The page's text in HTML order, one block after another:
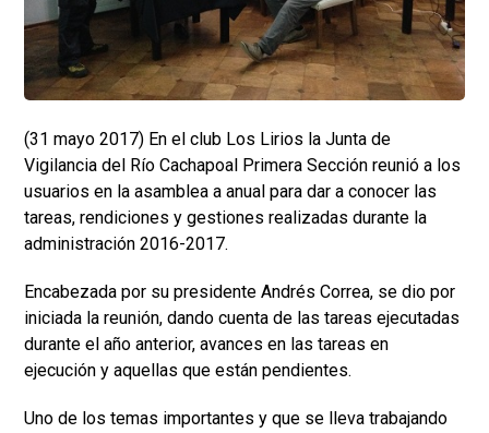
(31 mayo 2017) En el club Los Lirios la Junta de
Vigilancia del Río Cachapoal Primera Sección reunió a los
usuarios en la asamblea a anual para dar a conocer las
tareas, rendiciones y gestiones realizadas durante la
administración 2016-2017.
Encabezada por su presidente Andrés Correa, se dio por
iniciada la reunión, dando cuenta de las tareas ejecutadas
durante el año anterior, avances en las tareas en
ejecución y aquellas que están pendientes.
Uno de los temas importantes y que se lleva trabajando